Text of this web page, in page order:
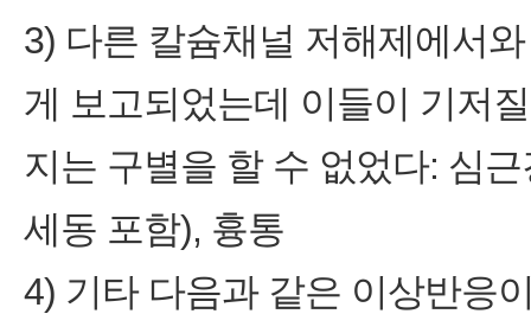
3) 다른 칼슘채널 저해제에서
게 보고되었는데 이들이 기저
지는 구별을 할 수 없었다: 심
세동 포함), 흉통
4) 기타 다음과 같은 이상반응